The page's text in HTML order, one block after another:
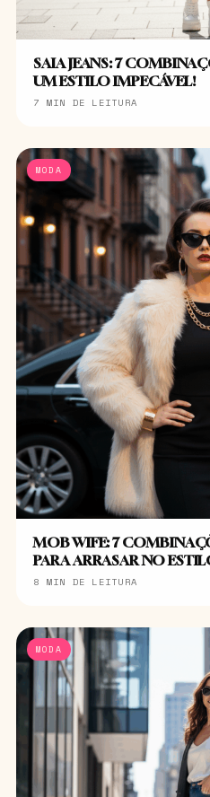
SAIA JEANS: 7
UM ESTILO IMPECÁVEL!
7 MIN DE LEITURA
MODA
MOB WIFE: 7
PARA ARRASAR NO
8 MIN DE LEITURA
MODA